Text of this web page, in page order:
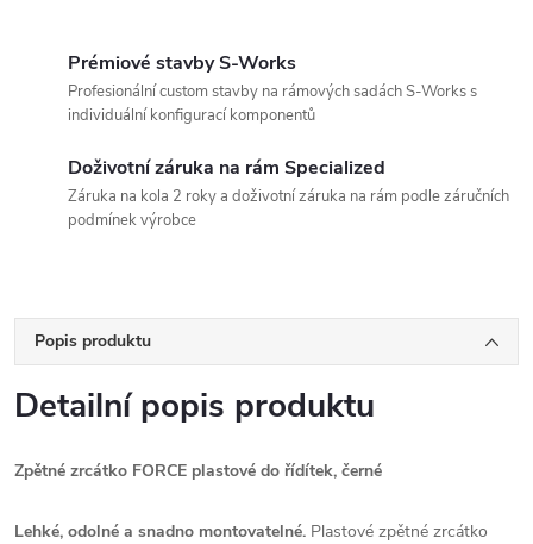
Prémiové stavby S-Works
Profesionální custom stavby na rámových sadách S-Works s
individuální konfigurací komponentů
Doživotní záruka na rám Specialized
Záruka na kola 2 roky a doživotní záruka na rám podle záručních
podmínek výrobce
Popis produktu
Detailní popis produktu
Zpětné zrcátko FORCE plastové do řídítek, černé
Lehké, odolné a snadno montovatelné. Plastové zpětné zrcátko